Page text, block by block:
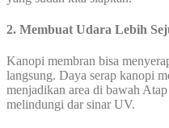
2. Membuat Udara Lebih
Kanopi membran bisa
langsung. Daya serap kanopi
menjadikan area di bawah
melindungi dar sinar UV.